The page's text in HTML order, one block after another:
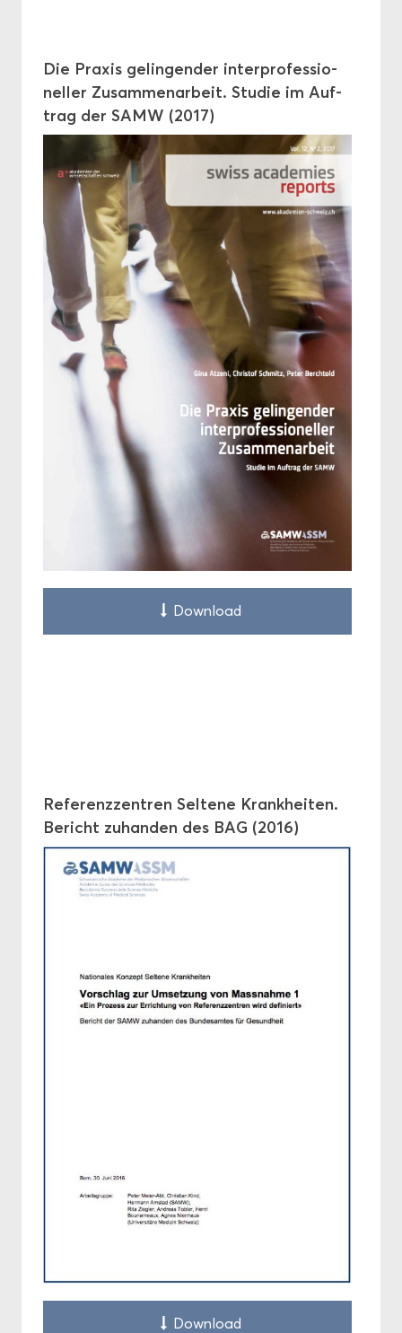
Die Pra­xis ge­lin­gen­der in­ter­pro­fes­sio­
nel­ler Zu­sam­men­ar­beit. Stu­die im Auf­
trag der SAMW (2017)
Down­load
Re­fe­renz­zen­tren Sel­te­ne Krank­hei­ten.
Be­richt zu­han­den des BAG (2016)
Down­load